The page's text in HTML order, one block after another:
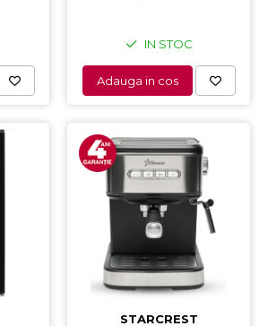
IN STOC
Adauga in cos
STARCREST